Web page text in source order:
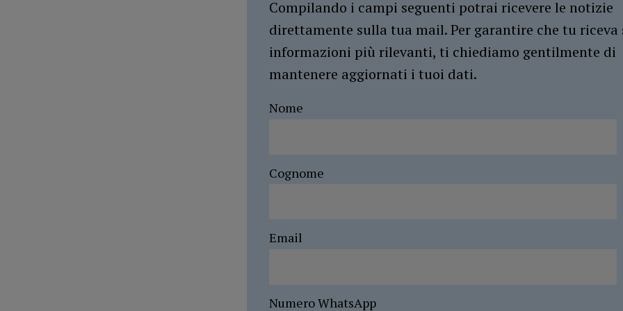
Compilando i campi seguenti potrai ricevere le notizie
direttamente sulla tua mail. Per garantire che tu riceva
informazioni più rilevanti, ti chiediamo gentilmente di
mantenere aggiornati i tuoi dati.
Nome
Cognome
Email
Numero WhatsApp